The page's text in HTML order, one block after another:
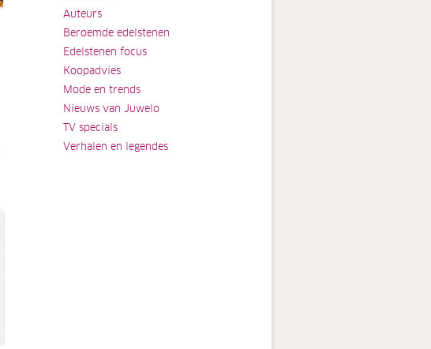
Auteurs
Beroemde edelstenen
Edelstenen focus
Koopadvies
Mode en trends
Nieuws van Juwelo
TV specials
Verhalen en legendes